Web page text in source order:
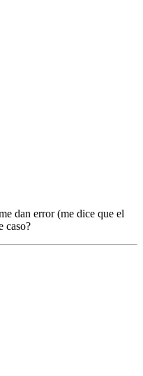
dan error (me dice que el
caso?